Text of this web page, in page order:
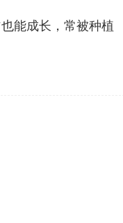
能成长，常被种植